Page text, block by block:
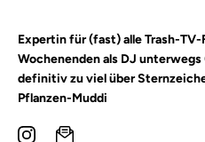
Expertin für (fast) alle Trash-TV-
Wochenenden als DJ
definitiv zu viel über
Pflanzen-Muddi